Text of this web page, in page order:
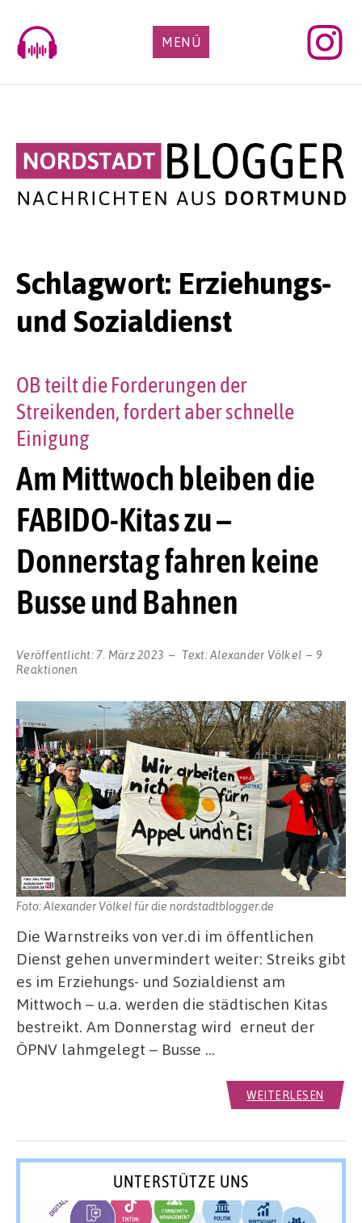
content
MENÜ
Schlagwort: Erziehungs-
und Sozialdienst
Am Mittwoch bleiben die
FABIDO-Kitas zu –
Donnerstag fahren keine
Busse und Bahnen
OB teilt die Forderungen der
Streikenden, fordert aber schnelle
Einigung
Veröffentlicht: 7. März 2023 Text:Alexander Völkel
9
Reaktionen
Foto: Alexander Völkel für die nordstadtblogger.de
Die Warnstreiks von ver.di im öffentlichen
Dienst gehen unvermindert weiter: Streiks gibt
es im Erziehungs- und Sozialdienst am
Mittwoch – u.a. werden die städtischen Kitas
bestreikt. Am Donnerstag wird erneut der
ÖPNV lahmgelegt – Busse …
WEITERLESEN
UNTERSTÜTZE UNS